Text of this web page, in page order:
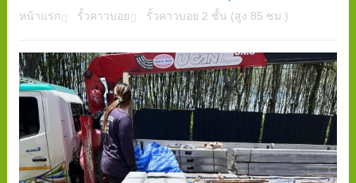
หน้าแรก รั้วคาวบอย รั้วคาวบอย 2 ชั้น (สูง 85 ซม.)